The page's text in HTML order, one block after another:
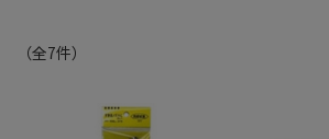
（全7件）